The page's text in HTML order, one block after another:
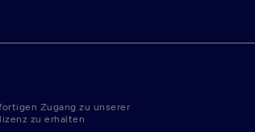
Zugang zu unserer
zu erhalten